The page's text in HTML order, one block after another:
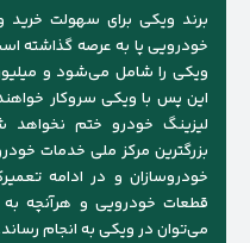
برند ویکی برای سهولت خرید
خودرویی پا به عرصه گذاشته
ویکی را شامل می‌شود و
این پس با ویکی سروکار
لیزینگ خودرو ختم
بزرگترین مرکز ملی خدمات
خودروسازان و در ادامه
قطعات خودرویی و هرآنچه
می‌توان در ویکی به انجام